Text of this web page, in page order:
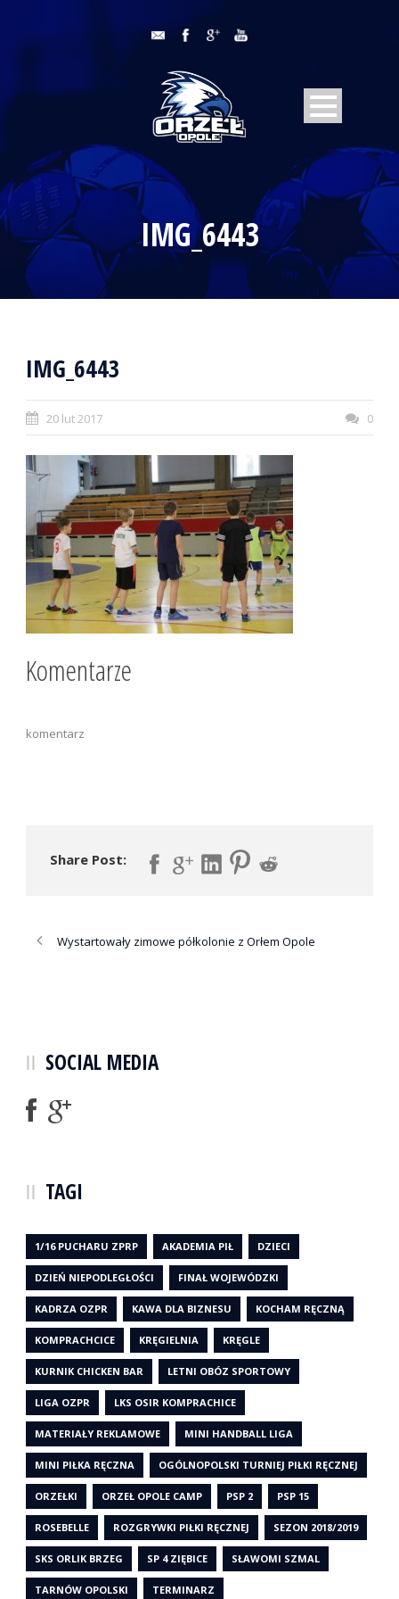
IMG_6443
IMG_6443
20 lut 2017 0
Komentarze
komentarz
Share Post:
Wystartowały zimowe półkolonie z Orłem Opole
SOCIAL MEDIA
TAGI
1/16 PUCHARU ZPRP AKADEMIA PIŁ DZIECI
DZIEŃ NIEPODLEGŁOŚCI FINAŁ WOJEWÓDZKI
KADRZA OZPR KAWA DLA BIZNESU KOCHAM RĘCZNĄ
KOMPRACHCICE KRĘGIELNIA KRĘGLE
KURNIK CHICKEN BAR LETNI OBÓZ SPORTOWY
LIGA OZPR LKS OSIR KOMPRACHICE
MATERIAŁY REKLAMOWE MINI HANDBALL LIGA
MINI PIŁKA RĘCZNA OGÓLNOPOLSKI TURNIEJ PIŁKI RĘCZNEJ
ORZEŁKI ORZEŁ OPOLE CAMP PSP 2 PSP 15
ROSEBELLE ROZGRYWKI PIŁKI RĘCZNEJ SEZON 2018/2019
SKS ORLIK BRZEG SP 4 ZIĘBICE SŁAWOMI SZMAL
TARNÓW OPOLSKI TERMINARZ